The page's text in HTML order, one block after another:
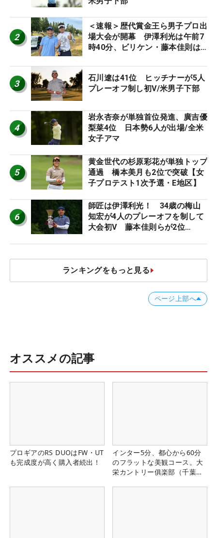
2
＜速報＞歴代賞金王ら男子プロ出
場大会が開幕 伊澤利光は午前7
時40分、ビリケン・藤本佳則は
STAGE JOYX OPEN】
3
石川遼は41位 ヒッチナーが5人
プレーオフ制し初V/米男子下部
4
岩永杏奈が単独首位発進、廣吉優
梨菜4位 日本勢6人が出場/全米
女子アマ
5
黄金世代の杉原彩花が単独トップ
通過 橋本美月も2位で突破【女
子プロテスト1次予選・E地区】
6
師匠は伊澤利光！ 34歳の梅山
知宏が4人のプレーオフを制して
大会初V 藤本佳則らが2位
ランキングをもっと見る
ページ上部へ
オススメの記事
プロギアのRS DUOはFW・UT
も完成度が高く購入者続出！
インター5分、都心から60分
のフラットな美観コース。大
栄カントリー俱楽部（千葉